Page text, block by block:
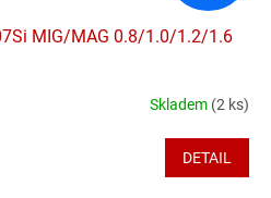
MIG/MAG 0.8/1.0/1.2/1.6
Skladem (2 ks)
DETAIL